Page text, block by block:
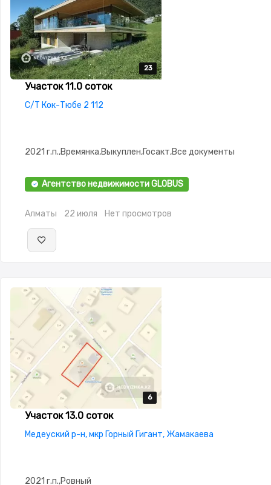
23
23
23
23
23
Участок 11.0 соток
С/Т Кок-Тюбе 2 112
2021 г.п.,Времянка,Выкуплен,Госакт,Все документы
Агентство недвижимости GLOBUS
Алматы 22 июля Нет просмотров
6
6
6
6
6
Участок 13.0 соток
Медеуский р-н, мкр Горный Гигант, Жамакаева
2021 г.п.,Ровный